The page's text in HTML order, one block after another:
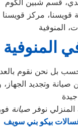
قسم شبين الكوم
قويسنا، مركز قويسنا
المنوفية
المنوفية
بل نحن نقوم
نوفر صيانة
بيكو بني سويف